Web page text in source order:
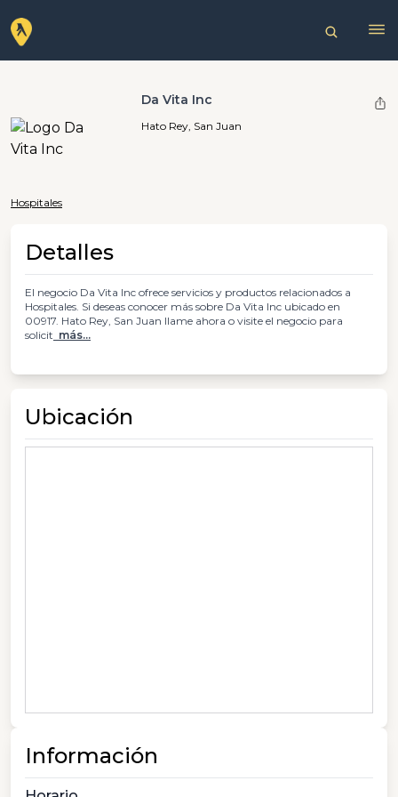
Da Vita Inc
Hato Rey, San Juan
Hospitales
Detalles
El negocio Da Vita Inc ofrece servicios y productos relacionados a
Hospitales. Si deseas conocer más sobre Da Vita Inc ubicado en
00917. Hato Rey, San Juan llame ahora o visite el negocio para
solicit más...
Ubicación
Información